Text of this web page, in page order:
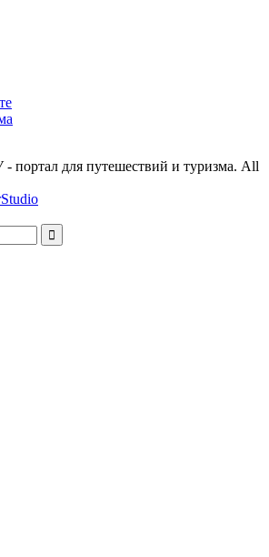
портал для путешествий и туризма. All